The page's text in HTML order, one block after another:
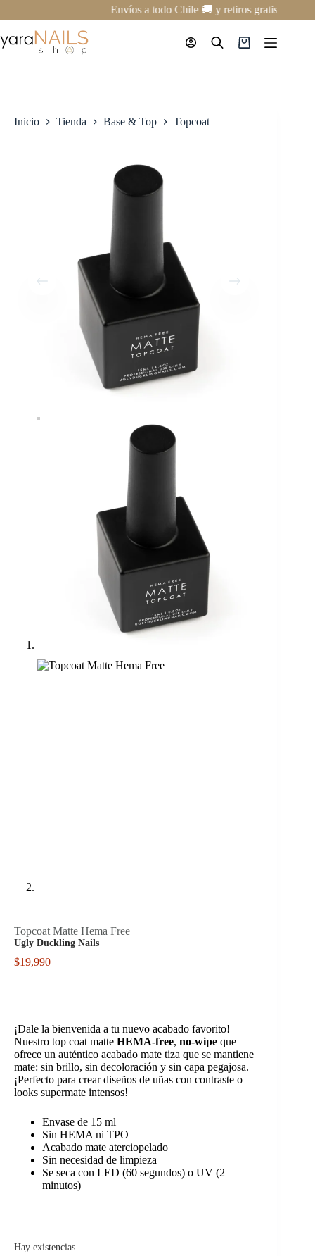
al
contenido
Envíos a todo Chile 🚚 y retiros gratis en
Carro
Inicio Tienda Base & Top Topcoat
Topcoat Matte Hema Free
Ugly Duckling Nails
$19,990
¡Dale la bienvenida a tu nuevo acabado favorito!
Nuestro top coat matte HEMA-free, no-wipe que
ofrece un auténtico acabado mate tiza que se mantiene
mate: sin brillo, sin decoloración y sin capa pegajosa.
¡Perfecto para crear diseños de uñas con contraste o
looks supermate intensos!
Envase de 15 ml
Sin HEMA ni TPO
Acabado mate aterciopelado
Sin necesidad de limpieza
Se seca con LED (60 segundos) o UV (2
minutos)
Hay existencias